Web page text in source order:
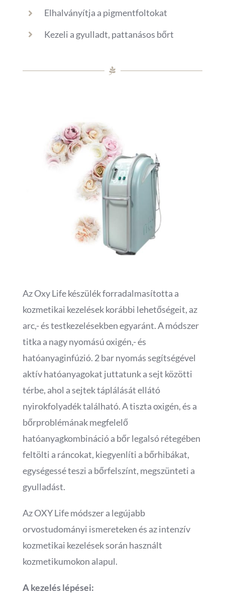
Elhalványítja a pigmentfoltokat
Kezeli a gyulladt, pattanásos bőrt
Az Oxy Life készülék forradalmasította a
kozmetikai kezelések korábbi lehetőségeit, az
arc,- és testkezelésekben egyaránt. A módszer
titka a nagy nyomású oxigén,- és
hatóanyaginfúzió. 2 bar nyomás segítségével
aktív hatóanyagokat juttatunk a sejt közötti
térbe, ahol a sejtek táplálását ellátó
nyirokfolyadék található. A tiszta oxigén, és a
bőrproblémának megfelelő
hatóanyagkombináció a bőr legalsó rétegében
feltölti a ráncokat, kiegyenlíti a bőrhibákat,
egységessé teszi a bőrfelszínt, megszünteti a
gyulladást.
Az OXY Life módszer a legújabb
orvostudományi ismereteken és az intenzív
kozmetikai kezelések során használt
kozmetikumokon alapul.
A kezelés lépései: